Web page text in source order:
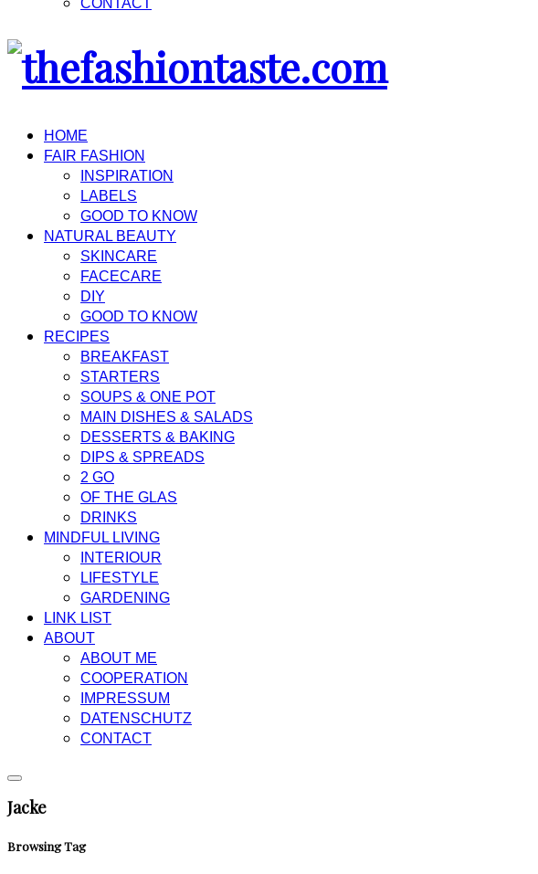
CONTACT
HOME
FAIR FASHION
INSPIRATION
LABELS
GOOD TO KNOW
NATURAL BEAUTY
SKINCARE
FACECARE
DIY
GOOD TO KNOW
RECIPES
BREAKFAST
STARTERS
SOUPS & ONE POT
MAIN DISHES & SALADS
DESSERTS & BAKING
DIPS & SPREADS
2 GO
OF THE GLAS
DRINKS
MINDFUL LIVING
INTERIOUR
LIFESTYLE
GARDENING
LINK LIST
ABOUT
ABOUT ME
COOPERATION
IMPRESSUM
DATENSCHUTZ
CONTACT
Jacke
Browsing Tag